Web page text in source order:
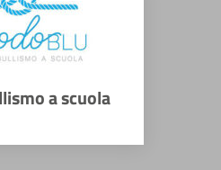
a scuola